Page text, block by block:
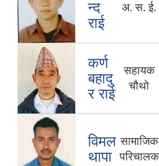
न्द
राई
अ. स. ई.
कर्ण
बहादु
र राई
सहायक
चौथो
विमल
थापा
सामाजिक
परिचालक